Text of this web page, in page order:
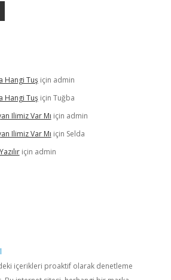
Hangi Tuşiçin admin
Hangi Tuşiçin Tuğba
Ilimiz Var Mı için admin
Ilimiz Var Mı için Selda
için admin
içerikleri proaktif olarak denetleme